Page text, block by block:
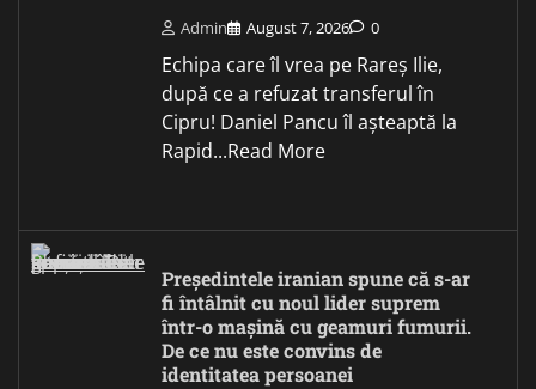
Admin August 7, 2026 0
Echipa care îl vrea pe Rareș Ilie,
după ce a refuzat transferul în
Cipru! Daniel Pancu îl așteaptă la
Rapid...Read More
Președintele iranian spune că s-ar
fi întâlnit cu noul lider suprem
într-o mașină cu geamuri fumurii.
De ce nu este convins de
identitatea persoanei